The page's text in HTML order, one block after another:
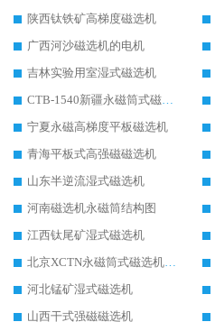
陕西钛铁矿高梯度磁选机
广西河沙磁选机的电机
吉林实验用室湿式磁选机
CTB-1540新疆永磁筒式磁选机
宁夏永磁高梯度平板磁选机
青海平板式高强磁磁选机
山东半逆流湿式磁选机
河南磁选机永磁筒结构图
江西钛尾矿湿式磁选机
北京XCTN永磁筒式磁选机磁块位置
河北锰矿湿式磁选机
山西干式强磁磁选机